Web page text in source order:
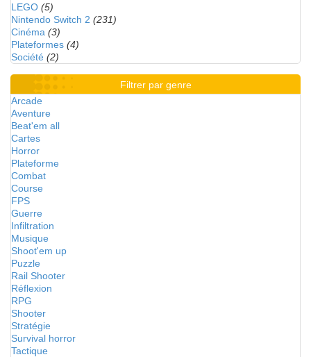
LEGO (5)
Nintendo Switch 2 (231)
Cinéma (3)
Plateformes (4)
Société (2)
Filtrer par genre
Arcade
Aventure
Beat'em all
Cartes
Horror
Plateforme
Combat
Course
FPS
Guerre
Infiltration
Musique
Shoot'em up
Puzzle
Rail Shooter
Réflexion
RPG
Shooter
Stratégie
Survival horror
Tactique